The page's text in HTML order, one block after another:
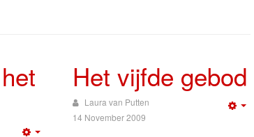
Het vijfde gebod
Laura van Putten
14 November 2009